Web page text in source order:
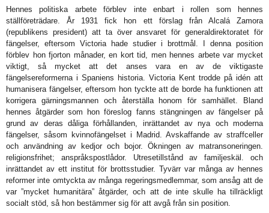
Hennes politiska arbete förblev inte enbart i rollen som hennes
ställföreträdare. År 1931 fick hon ett förslag från Alcalá Zamora
(republikens president) att ta över ansvaret för generaldirektoratet för
fängelser, eftersom Victoria hade studier i brottmål. I denna position
förblev hon fjorton månader, en kort tid, men hennes arbete var mycket
viktigt, så mycket att det anses vara en av de viktigaste
fängelsereformerna i Spaniens historia. Victoria Kent trodde på idén att
humanisera fängelser, eftersom hon tyckte att de borde ha funktionen att
korrigera gärningsmannen och återställa honom för samhället. Bland
hennes åtgärder som hon föreslog fanns stängningen av fängelser på
grund av deras dåliga förhållanden, inrättandet av nya och moderna
fängelser, såsom kvinnofängelset i Madrid. Avskaffande av straffceller
och användning av kedjor och bojor. Ökningen av matransoneringen.
religionsfrihet; anspråkspostlådor. Utresetillstånd av familjeskäl. och
inrättandet av ett institut för brottsstudier. Tyvärr var många av hennes
reformer inte omtyckta av många regeringsmedlemmar, som ansåg att de
var ”mycket humanitära” åtgärder, och att de inte skulle ha tillräckligt
socialt stöd, så hon bestämmer sig för att avgå från sin position.